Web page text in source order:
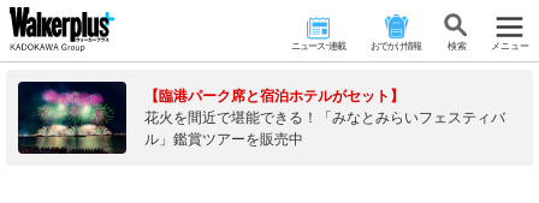
ニュース･連載 おでかけ情報 検 索 メニュー
【臨港パーク席と宿泊ホテルがセット】
花火を間近で堪能できる！「みなとみらいフェスティバ
ル」鑑賞ツアーを販売中